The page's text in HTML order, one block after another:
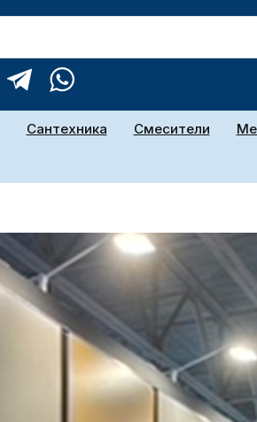
Сантехника Смесители